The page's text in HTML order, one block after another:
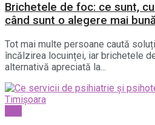
Brichetele de foc: ce sunt,
când sunt o alegere mai
Tot mai multe persoane caută
încălzirea locuinței, iar brichetele
alternativă apreciată la...